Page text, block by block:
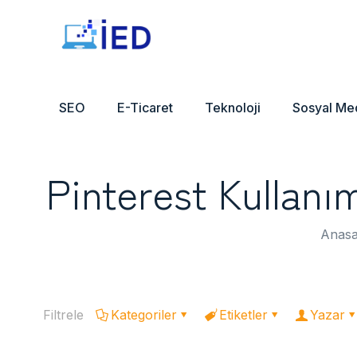
SEO E-Ticaret Teknoloji Sosyal
Pinterest
Filtrele Kategoriler Etiketler Yazar